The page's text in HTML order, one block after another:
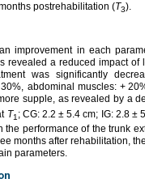
postrehabilitation (T3).
improvement in each
revealed a reduced impact
was significantly
30%, abdominal muscles: +
supple, as revealed by a
T1 ; CG: 2.2 ± 5.4 cm; IG: 2.8 ±
the performance of the trunk
months after rehabilitation,
parameters.